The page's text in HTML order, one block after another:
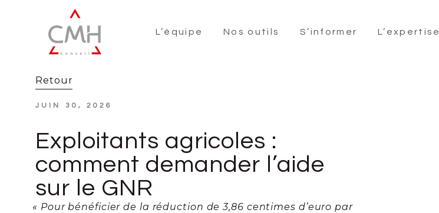
L’équipe Nos outils S’informer L’expertise
Retour
JUIN 30, 2026
Exploitants agricoles :
comment demander l’aide
sur le GNR
« Pour bénéficier de la réduction de 3,86 centimes d’euro par